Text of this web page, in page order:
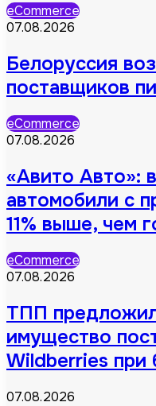
eCommerce
07.08.2026
Белоруссия
поставщиков
eCommerce
07.08.2026
«Авито Авто»:
автомобили с
11% выше, чем
eCommerce
07.08.2026
ТПП
имущество
Wildberries при
07.08.2026